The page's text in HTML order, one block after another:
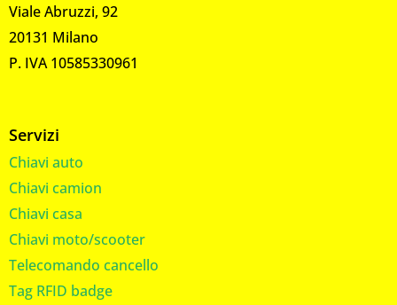
Viale Abruzzi, 92
20131 Milano
P. IVA 10585330961
Servizi
Chiavi auto
Chiavi camion
Chiavi casa
Chiavi moto/scooter
Telecomando cancello
Tag RFID badge